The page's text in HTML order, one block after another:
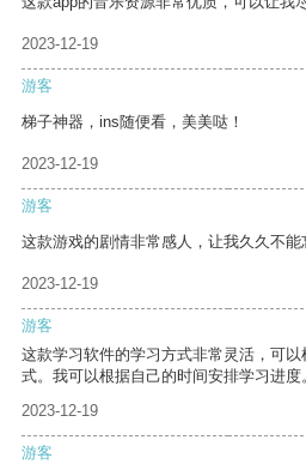
2023-12-19
游客
梯子神器，ins随便看，美美哒！
2023-12-19
游客
这款游戏的剧情非常感人，让我久久不能
2023-12-19
游客
这款学习软件的学习方式非常灵活，可
式。我可以根据自己的时间安排学习进度
2023-12-19
游客